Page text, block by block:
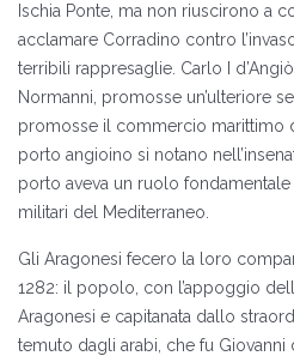
Ischia Ponte, ma non riuscirono a
acclamare Corradino contro
terribili rappresaglie. Carlo I
Normanni, promosse un’ulteriore
promosse il commercio marittimo
porto angioino si notano
porto aveva un ruolo
militari del Mediterraneo.
Gli Aragonesi fecero la loro
1282: il popolo, con l’appoggio
Aragonesi e capitanata dallo
temuto dagli arabi, che fu